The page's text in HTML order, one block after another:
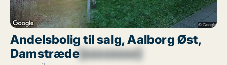
Andelsbolig til salg, Aalborg Øst,
Damstræde[xxxxxxxx]